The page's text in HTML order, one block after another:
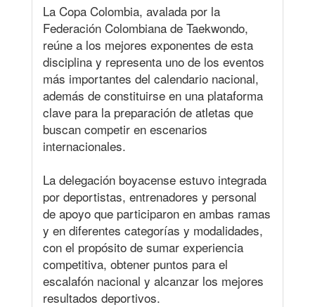
La Copa Colombia, avalada por la
Federación Colombiana de Taekwondo,
reúne a los mejores exponentes de esta
disciplina y representa uno de los eventos
más importantes del calendario nacional,
además de constituirse en una plataforma
clave para la preparación de atletas que
buscan competir en escenarios
internacionales.
La delegación boyacense estuvo integrada
por deportistas, entrenadores y personal
de apoyo que participaron en ambas ramas
y en diferentes categorías y modalidades,
con el propósito de sumar experiencia
competitiva, obtener puntos para el
escalafón nacional y alcanzar los mejores
resultados deportivos.